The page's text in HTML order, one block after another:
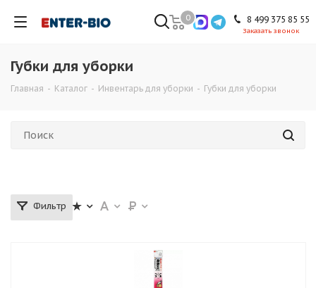
8 499 375 85 55
Заказать звонок
0
Губки для уборки
Главная - Каталог - Инвентарь для уборки - Губки для уборки
Фильтр